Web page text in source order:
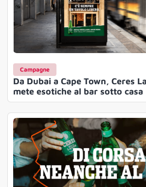
Campagne
Da Dubai a Cape Town, Ceres
mete esotiche al bar sotto casa